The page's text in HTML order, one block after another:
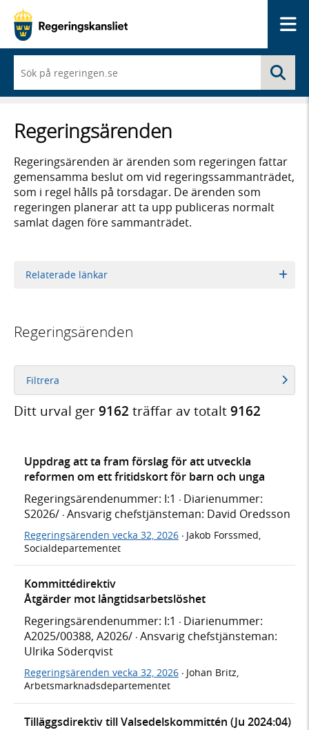
du
börjar
skriva
framträder
en
med
sökförslag
Regeringsärenden
Regeringsärenden är ärenden som regeringen fattar
gemensamma beslut om vid regeringssammanträdet,
som i regel hålls på torsdagar. De ärenden som
regeringen planerar att ta upp publiceras normalt
samlat dagen före sammanträdet.
Relaterade länkar
Regeringsärenden
Filtrera
Ditt urval ger9162 träffar av totalt9162
Uppdrag att ta fram förslag för att utveckla
reformen om ett fritidskort för barn och unga
Regeringsärendenummer: I:1 · Diarienummer:
S2026/ · Ansvarig chefstjänsteman: David Oredsson
Regeringsärenden vecka 32, 2026 · Jakob Forssmed,
Socialdepartementet
Kommittédirektiv
Åtgärder mot långtidsarbetslöshet
Regeringsärendenummer: I:1 · Diarienummer:
A2025/00388, A2026/ · Ansvarig chefstjänsteman:
Ulrika Söderqvist
Regeringsärenden vecka 32, 2026 · Johan Britz,
Arbetsmarknadsdepartementet
Tilläggsdirektiv till Valsedelskommittén (Ju 2024:04)